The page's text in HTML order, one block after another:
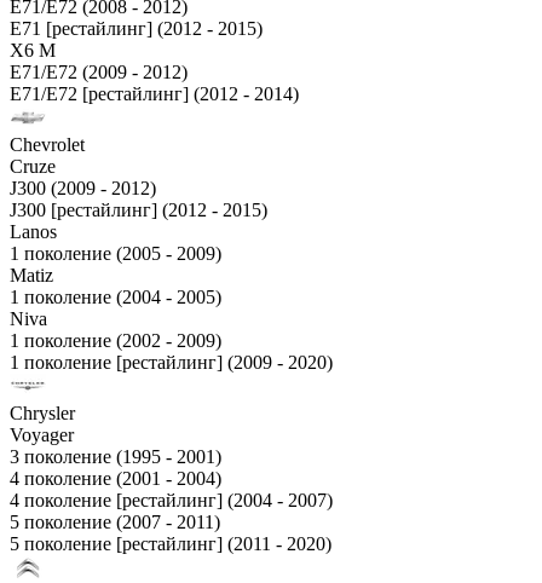
E71/E72 (2008 - 2012)
E71 [рестайлинг] (2012 - 2015)
X6 M
E71/E72 (2009 - 2012)
E71/E72 [рестайлинг] (2012 - 2014)
Chevrolet
Cruze
J300 (2009 - 2012)
J300 [рестайлинг] (2012 - 2015)
Lanos
1 поколение (2005 - 2009)
Matiz
1 поколение (2004 - 2005)
Niva
1 поколение (2002 - 2009)
1 поколение [рестайлинг] (2009 - 2020)
Chrysler
Voyager
3 поколение (1995 - 2001)
4 поколение (2001 - 2004)
4 поколение [рестайлинг] (2004 - 2007)
5 поколение (2007 - 2011)
5 поколение [рестайлинг] (2011 - 2020)